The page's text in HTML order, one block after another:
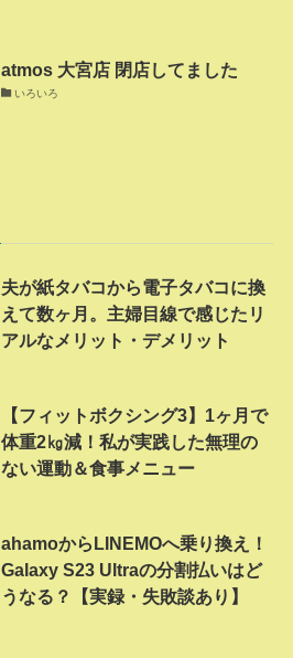
atmos 大宮店 閉店してました
いろいろ
夫が紙タバコから電子タバコに換
えて数ヶ月。主婦目線で感じたリ
アルなメリット・デメリット
【フィットボクシング3】1ヶ月で
体重2㎏減！私が実践した無理の
ない運動＆食事メニュー
ahamoからLINEMOへ乗り換え！
Galaxy S23 Ultraの分割払いはど
うなる？【実録・失敗談あり】